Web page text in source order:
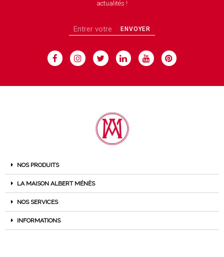
actualités !
ENVOYER
NOS PRODUITS
LA MAISON ALBERT MÉNÈS
NOS SERVICES
INFORMATIONS